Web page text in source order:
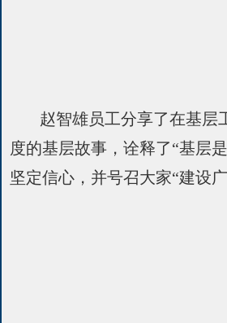
赵智雄员工分享了在基层
度的基层故事，诠释了“基层
坚定信心，并号召大家“建设